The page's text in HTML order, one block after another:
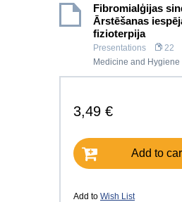
Fibromialģijas
Ārstēšanas
fizioterpija
Presentations 22
Medicine and Hygiene
3,49 €
Add to
Add to Wish List